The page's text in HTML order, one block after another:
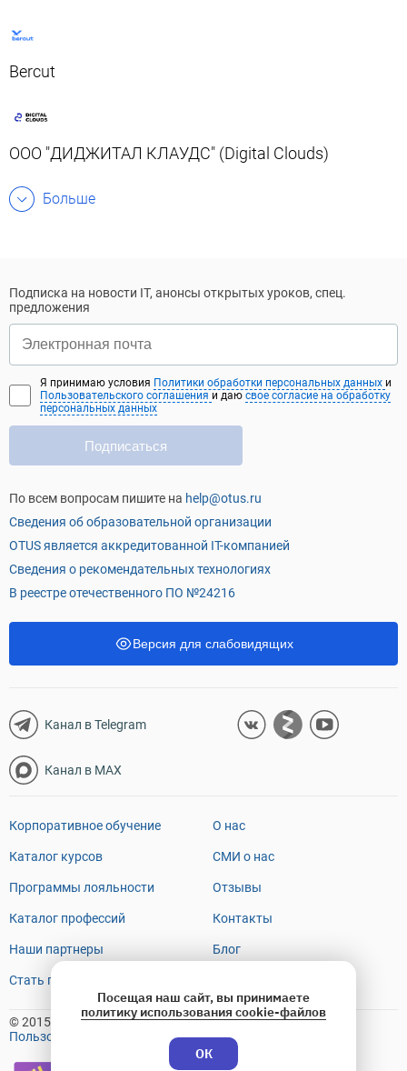
Bercut
ООО "ДИДЖИТАЛ КЛАУДС" (Digital Clouds)
Больше
Посещая наш сайт, вы принимаете
политику использования cookie-файлов
ОК
Подписка на новости IT, анонсы открытых уроков, спец.
предложения
Подписаться
Я принимаю условия Политики обработки персональных данных и
Пользовательского соглашения и даю свое согласие на обработку
персональных данных
По всем вопросам пишите на help@otus.ru
Сведения об образовательной организации
OTUS является аккредитованной IT-компанией
Сведения о рекомендательных технологиях
В реестре отечественного ПО №24216
Версия для слабовидящих
Канал в Telegram
Канал в MAX
Корпоративное обучение
Каталог курсов
Программы лояльности
Каталог профессий
Наши партнеры
Стать преподавателем
О нас
СМИ о нас
Отзывы
Контакты
Блог
© 2015-2026 OTUS
Пользовательское соглашение